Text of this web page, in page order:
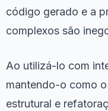
código gerado e a
complexos são
Ao utilizá-lo com
mantendo-o como
estrutural e